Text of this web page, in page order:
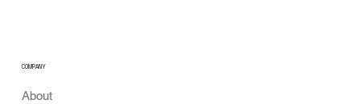
About
COMPANY